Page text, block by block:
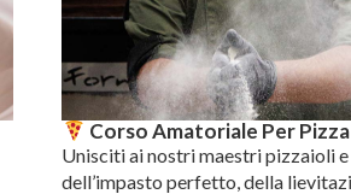
Corso Amatoriale Per
Unisciti ai nostri maestri pizzaioli
dell’impasto perfetto, della